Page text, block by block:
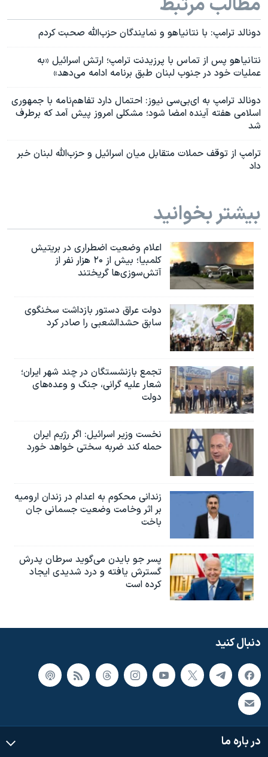
دونالد ترامپ: با نتانیاهو و نمایندگان حزب‌الله صحبت کردم
نتانیاهو پس از تماس با پرزیدنت ترامپ؛ ارتش اسرائیل «به
عملیات خود در جنوب لبنان طبق برنامه ادامه می‌دهد»
دونالد ترامپ به‌ ای‌بی‌سی نیوز: احتمال دارد تفاهم‌نامه با جمهوری
اسلامی هفته آینده امضا شود؛ مشکلی امروز پیش آمد که برطرف
شد
ترامپ از توقف حملات متقابل میان اسرائیل و حزب‌الله لبنان خبر
داد
بیشتر بخوانید
اعلام وضعیت اضطراری در بریتیش
کلمبیا؛ بیش از ۲۰ هزار نفر از
آتش‌سوزی‌ها گریختند
دولت عراق دستور بازداشت سخنگوی
سابق حشدالشعبی را صادر کرد
تجمع بازنشستگان در چند شهر ایران؛
شعار علیه گرانی، جنگ و وعده‌های
دولت
نخست وزیر اسرائيل: اگر رژیم ایران
حمله کند ضربه سختی خواهد خورد
زندانی محکوم به اعدام در زندان ارومیه
بر اثر وخامت وضعیت جسمانی جان
باخت
پسر جو بایدن می‌گوید سرطان پدرش
گسترش یافته و درد شدیدی ایجاد
کرده است
دنبال کنید
در باره ما